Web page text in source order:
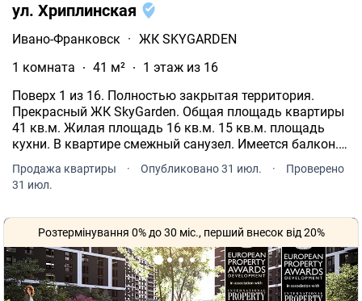
ул. Хриплинская
Ивано-Франковск · ЖК SKYGARDEN
1 комната
41 м²
1 этаж из 16
Поверх 1 из 16. Полностью закрытая территория.
Прекрасный ЖК SkyGarden. Общая площадь квартиры
41 кв.м. Жилая площадь 16 кв.м. 15 кв.м. площадь
кухни. В квартире смежный санузел. Имеется балкон.
электричество, газ. С бойлером. Интернет есть.
Продажа квартиры · Опубликовано 31 июл. ·
Проверено
31 июл.
Розтермінування 0% до 30 міс., перший внесок від 20%